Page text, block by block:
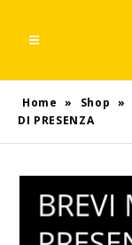
Home » Shop »
DI PRESENZA